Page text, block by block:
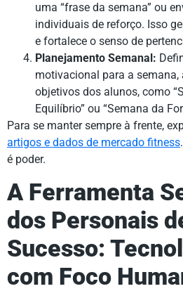
uma “frase da semana” ou
individuais de reforço. Isso
e fortalece o senso de
Planejamento Semanal:
motivacional para a semana,
objetivos dos alunos, como
Equilíbrio” ou “Semana da
Para se manter sempre à frente,
artigos e dados de mercado fitness
é poder.
A Ferramenta
dos Personais
Sucesso:
com Foco